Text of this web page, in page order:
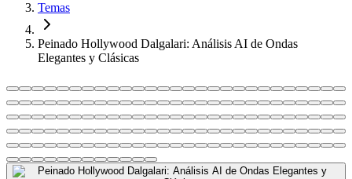
Temas
Peinado Hollywood Dalgalari: Análisis AI de Ondas
Elegantes y Clásicas